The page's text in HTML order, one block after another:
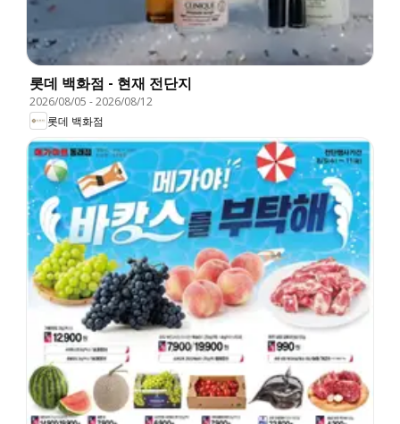
롯데 백화점 - 현재 전단지
2026/08/05 -2026/08/12
롯데 백화점